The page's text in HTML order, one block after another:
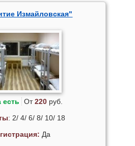
Измайловская"
есть От220руб.
: 2/ 4/ 6/ 8/ 10/ 18
Да